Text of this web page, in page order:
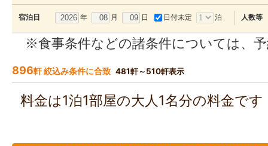
宿泊日 年 月 日 日付未定 泊 人数等
※食事条件などの諸条件については、
896軒 絞込み条件に合致 481軒～510軒表示
料金は1泊1部屋の大人1名分の料金で